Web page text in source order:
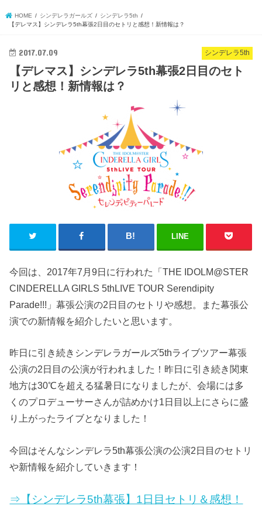
HOME シンデレラガールズ
シンデレラ5th
【デレマス】シンデレラ5th幕張2日目のセトリと感想！新情報は？
シンデレラ5th
2017.07.09
【デレマス】シンデレラ5th幕張2日目のセト
リと感想！新情報は？
LINE
今回は、2017年7月9日に行われた「THE IDOLM@STER
CINDERELLA GIRLS 5thLIVE TOUR Serendipity
Parade!!!」幕張公演の2日目のセトリや感想。また幕張公
演での新情報を紹介したいと思います。
昨日に引き続きシンデレラガールズ5thライブツアー幕張
公演の2日目の公演が行われました！昨日に引き続き関東
地方は30℃を超える猛暑日になりましたが、会場には多
くのプロデューサーさんが詰めかけ1日目以上にさらに盛
り上がったライブとなりました！
今回はそんなシンデレラ5th幕張公演の公演2日目のセトリ
や新情報を紹介していきます！
⇒【シンデレラ5th幕張】1日目セトリ＆感想！